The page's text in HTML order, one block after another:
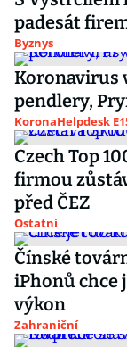
padesát
Byznys
Koronavirus
pendlery,
KoronaHelpdesk
Czech Top
firmou
před ČEZ
Ostatní
Čínské
iPhonů chce
výkon
Zahraniční